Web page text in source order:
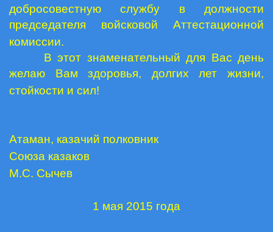
добросовестную службу в должности
председателя войсковой Аттестационной
комиссии.
В этот знаменательный для Вас день
желаю Вам здоровья, долгих лет жизни,
стойкости и сил!
Атаман, казачий полковник
Союза казаков
М.С. Сычев
1 мая 2015 года